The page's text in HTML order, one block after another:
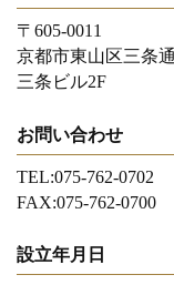
〒605-0011
京都市東山区三条
三条ビル2F
お問い合わせ
TEL:075-762-0702
FAX:075-762-0700
設立年月日